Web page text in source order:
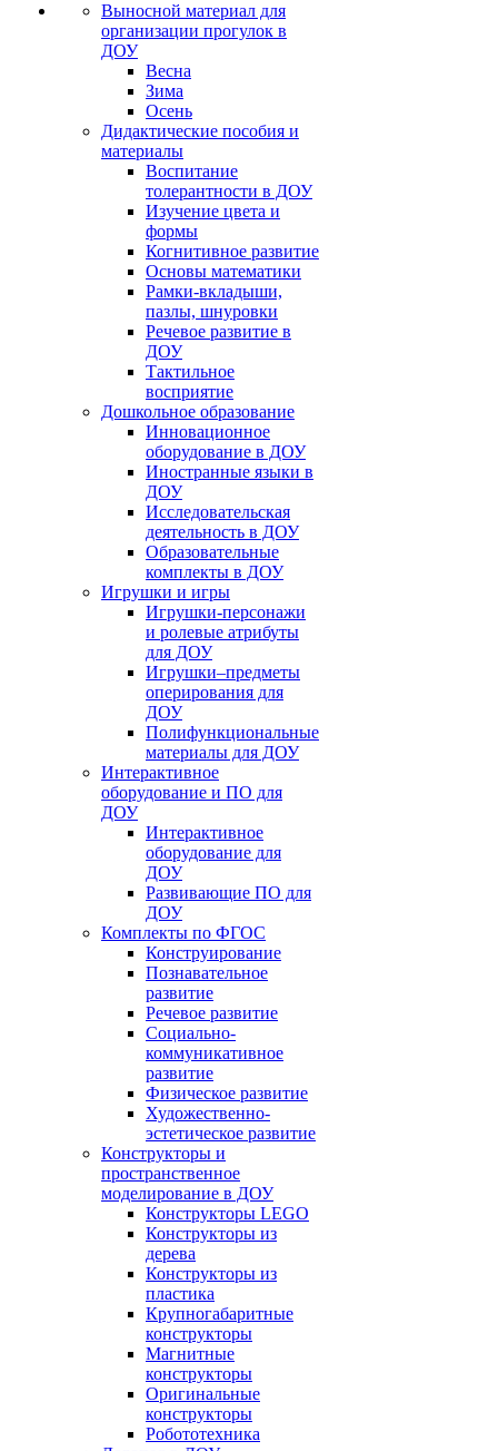
Выносной материал для
организации прогулок в
ДОУ
Весна
Зима
Осень
Дидактические пособия и
материалы
Воспитание
толерантности в ДОУ
Изучение цвета и
формы
Когнитивное развитие
Основы математики
Рамки-вкладыши,
пазлы, шнуровки
Речевое развитие в
ДОУ
Тактильное
восприятие
Дошкольное образование
Инновационное
оборудование в ДОУ
Иностранные языки в
ДОУ
Исследовательская
деятельность в ДОУ
Образовательные
комплекты в ДОУ
Игрушки и игры
Игрушки-персонажи
и ролевые атрибуты
для ДОУ
Игрушки–предметы
оперирования для
ДОУ
Полифункциональные
материалы для ДОУ
Интерактивное
оборудование и ПО для
ДОУ
Интерактивное
оборудование для
ДОУ
Развивающие ПО для
ДОУ
Комплекты по ФГОС
Конструирование
Познавательное
развитие
Речевое развитие
Социально-
коммуникативное
развитие
Физическое развитие
Художественно-
эстетическое развитие
Конструкторы и
пространственное
моделирование в ДОУ
Конструкторы LEGO
Конструкторы из
дерева
Конструкторы из
пластика
Крупногабаритные
конструкторы
Магнитные
конструкторы
Оригинальные
конструкторы
Робототехника